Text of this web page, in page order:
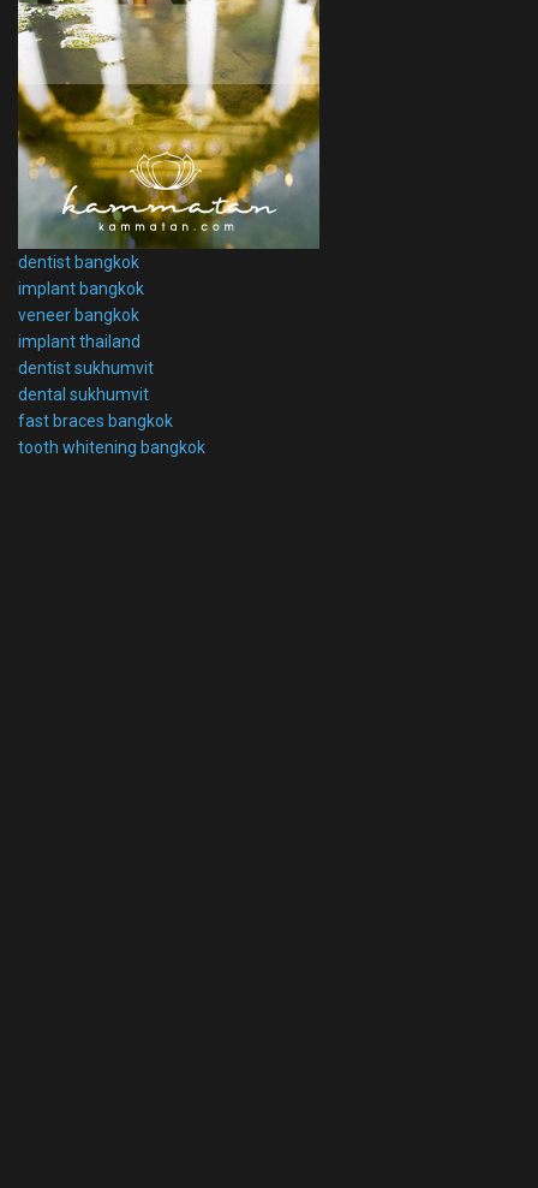
dentist bangkok
implant bangkok
veneer bangkok
implant thailand
dentist sukhumvit
dental sukhumvit
fast braces bangkok
tooth whitening bangkok